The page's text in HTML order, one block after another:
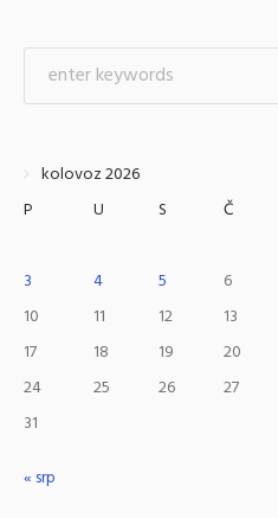
kolovoz 2026
P
U S Č
3
4 5 6
10
11 12 13
17
18 19 20
24
25 26 27
31
« srp